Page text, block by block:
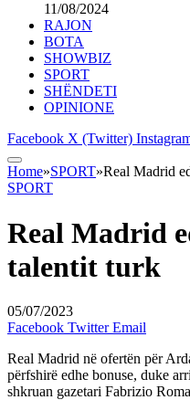
11/08/2024
RAJON
BOTA
SHOWBIZ
SPORT
SHËNDETI
OPINIONE
Facebook X (Twitter)
Home»SPORT»Real Madrid
SPORT
Real Madrid
talentit turk
05/07/2023
Facebook Twitter Email
Real Madrid në ofertën për
përfshirë edhe bonuse, duke
shkruan gazetari Fabrizio